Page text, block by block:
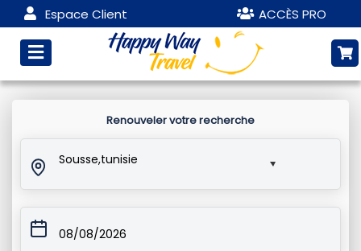
Espace Client ACCÈS PRO
Renouveler votre recherche
Sousse,tunisie
08/08/2026